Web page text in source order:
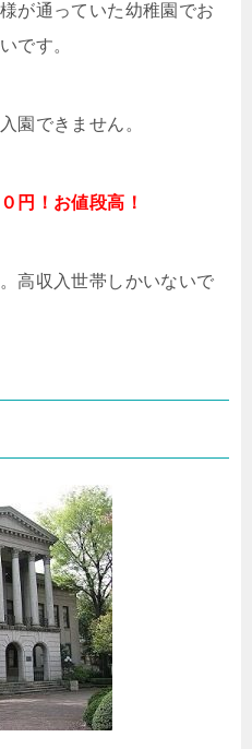
が通っていた幼稚園でお
です。
園できません。
円！お値段高！
高収入世帯しかいないで